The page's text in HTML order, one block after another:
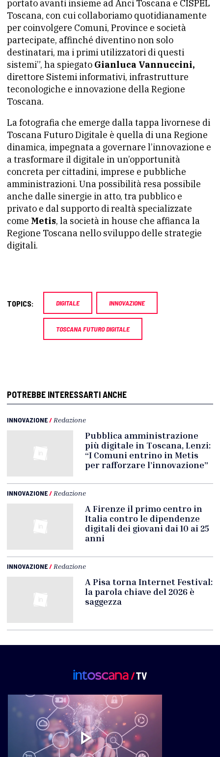
portato avanti insieme ad Anci Toscana e CISPEL
Toscana, con cui collaboriamo quotidianamente
per coinvolgere Comuni, Province e società
partecipate, affinché diventino non solo
destinatari, ma i primi utilizzatori di questi
sistemi”, ha spiegato Gianluca Vannuccini,
direttore Sistemi informativi, infrastrutture
teconologiche e innovazione della Regione
Toscana.
La fotografia che emerge dalla tappa livornese di
Toscana Futuro Digitale è quella di una Regione
dinamica, impegnata a governare l’innovazione e
a trasformare il digitale in un’opportunità
concreta per cittadini, imprese e pubbliche
amministrazioni. Una possibilità resa possibile
anche dalle sinergie in atto, tra pubblico e
privato e dal supporto di realtà specializzate
come Metis, la società in house che affianca la
Regione Toscana nello sviluppo delle strategie
digitali.
TOPICS: DIGITALE INNOVAZIONE
TOSCANA FUTURO DIGITALE
POTREBBE INTERESSARTI ANCHE
INNOVAZIONE/ Redazione
Pubblica amministrazione
più digitale in Toscana, Lenzi:
“I Comuni entrino in Metis
per rafforzare l’innovazione”
INNOVAZIONE/ Redazione
A Firenze il primo centro in
Italia contro le dipendenze
digitali dei giovani dai 10 ai 25
anni
INNOVAZIONE/ Redazione
A Pisa torna Internet Festival:
la parola chiave del 2026 è
saggezza